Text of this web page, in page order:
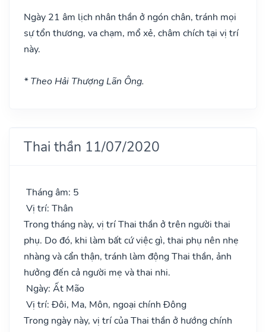
Ngày 21 âm lịch nhân thần ở ngón chân, tránh mọi
sự tổn thương, va chạm, mổ xẻ, châm chích tại vị trí
này.
* Theo Hải Thượng Lãn Ông.
Thai thần 11/07/2020
Tháng âm: 5
Vị trí: Thân
Trong tháng này, vị trí Thai thần ở trên người thai
phụ. Do đó, khi làm bất cứ việc gì, thai phụ nên nhẹ
nhàng và cẩn thận, tránh làm động Thai thần, ảnh
hưởng đến cả người mẹ và thai nhi.
Ngày: Ất Mão
Vị trí: Đôi, Ma, Môn, ngoại chính Đông
Trong ngày này, vị trí của Thai thần ở hướng chính